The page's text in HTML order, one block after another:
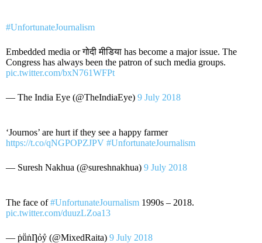
#UnfortunateJournalism
Embedded media or गोदी मीडिया has become a major issue. The
Congress has always been the patron of such media groups.
pic.twitter.com/bxN761WFPt
— The India Eye (@TheIndiaEye) 9 July 2018
‘Journos’ are hurt if they see a happy farmer
https://t.co/qNGPOPZJPV #UnfortunateJournalism
— Suresh Nakhua (@sureshnakhua) 9 July 2018
The face of#UnfortunateJournalism 1990s – 2018.
pic.twitter.com/duuzLZoa13
— ṗṻṅȠỏẙ (@MixedRaita) 9 July 2018